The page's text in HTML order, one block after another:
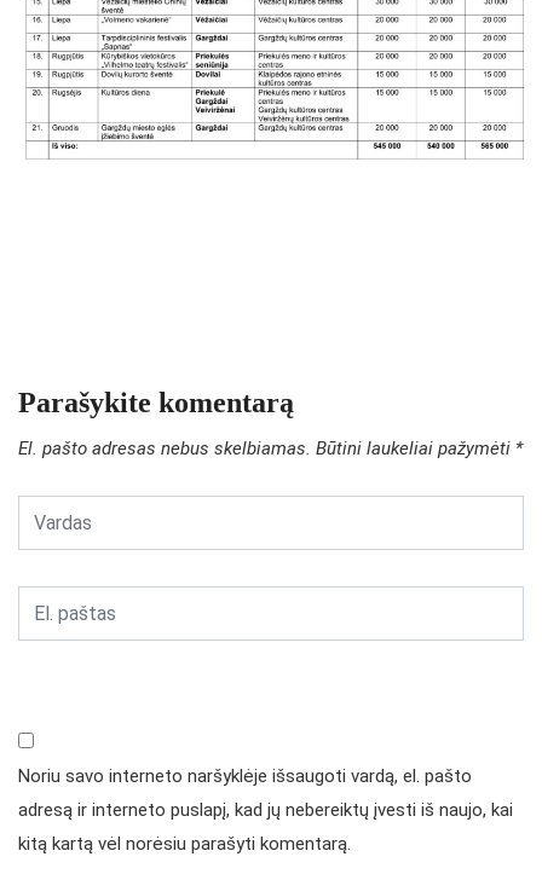
Parašykite komentarą
El. pašto adresas nebus skelbiamas. Būtini laukeliai pažymėti *
Noriu savo interneto naršyklėje išsaugoti vardą, el. pašto
adresą ir interneto puslapį, kad jų nebereiktų įvesti iš naujo, kai
kitą kartą vėl norėsiu parašyti komentarą.